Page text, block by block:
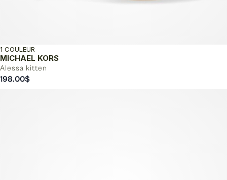
MICHAEL KORS
Alessa kitten
1 COULEUR
198.00$